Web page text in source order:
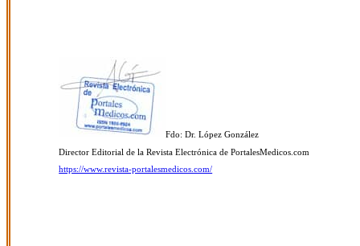
Fdo: Dr. López González
Director Editorial de la Revista Electrónica de PortalesMedicos.com
https://www.revista-portalesmedicos.com/